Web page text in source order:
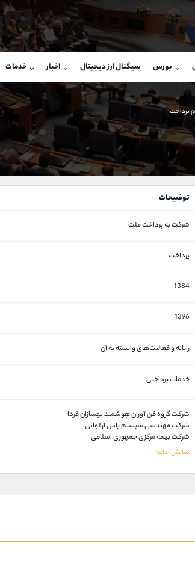
بورس سیگنال ارز دیجیتال اخبار خدمات
پرداخت
توضیحات
شرکت به پرداخت ملت
پرداخت
1384
1396
رایانه و فعالیت‌های وابسته به آن
خدمات پرداختی
شرکت گروه فن آوران هوشمند بهسازان فردا
شرکت مهندسی سیستم یاس ارغوانی
شرکت بیمه مرکزی جمهوری اسلامی
شروع گفتگو
@Armteam_admin_por
107 داخلی